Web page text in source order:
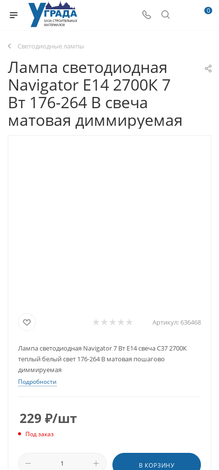
0
Светодиодные лампы
Лампа светодиодная
Navigator E14 2700К 7
Вт 176-264 В свеча
матовая диммируемая
Артикул: 636468
Лампа светодиодная Navigator 7 Вт E14 свеча С37 2700К
теплый белый свет 176-264 В матовая пошагово
диммируемая
Подробности
229 ₽/шт
Под заказ
В КОРЗИНУ